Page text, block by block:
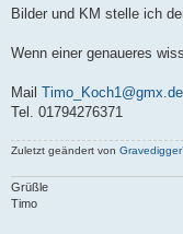
Bilder und KM stelle ich
Wenn einer genaueres
Mail Timo_Koch1@gmx.de
Tel. 01794276371
Zuletzt geändert von
Grüßle
Timo